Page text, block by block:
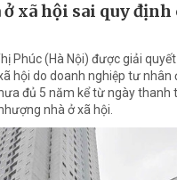
ở xã hội sai quy định
Phúc (Hà Nội) được giải
hội do doanh nghiệp tư nhân
đủ 5 năm kể từ ngày thanh
nhà ở xã hội.